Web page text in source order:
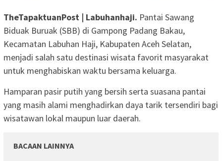
TheTapaktuanPost | Labuhanhaji. Pantai Sawang
Biduak Buruak (SBB) di Gampong Padang Bakau,
Kecamatan Labuhan Haji, Kabupaten Aceh Selatan,
menjadi salah satu destinasi wisata favorit masyarakat
untuk menghabiskan waktu bersama keluarga.
Hamparan pasir putih yang bersih serta suasana pantai
yang masih alami menghadirkan daya tarik tersendiri bagi
wisatawan lokal maupun luar daerah.
BACAAN LAINNYA